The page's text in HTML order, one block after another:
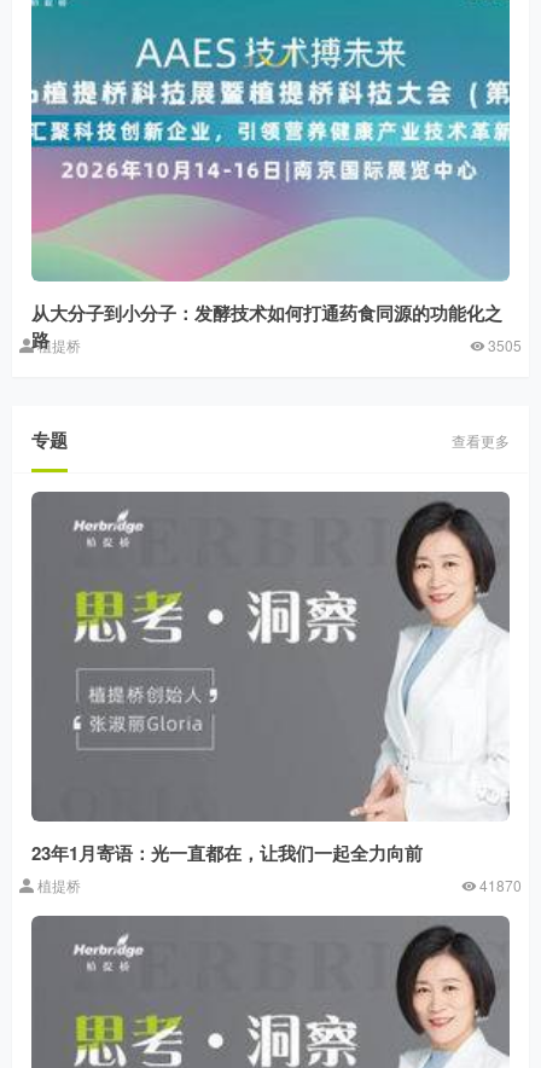
从大分子到小分子：发酵技术如何打通药食同源的功能化之
路
植提桥 3505
专题 查看更多
23年1月寄语：光一直都在，让我们一起全力向前
植提桥 41870